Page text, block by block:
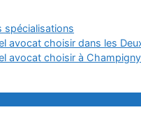
spécialisations
avocat choisir dans les
avocat choisir à